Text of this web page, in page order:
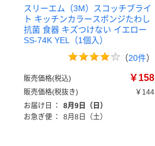
スリーエム（3M）スコッチブライ
ト キッチンカラースポンジたわし
抗菌 食器 キズつけない イエロー
SS-74K YEL（1個入）
（20件）
販売価格(税込) ￥158
販売価格(税抜き)
￥144
お届け日
：
8月9日（日）
お急ぎ便 ： 8月8日（土）